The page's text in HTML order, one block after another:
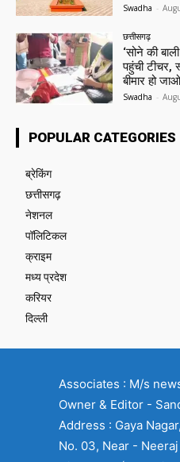
Swadha -
छत्तीसगढ़
‘सोने की
पहुंची टीचर,
बीमार हो
Swadha -
POPULAR CATEGORIES
ब्रेकिंग
छत्तीसगढ़
नेशनल
पॉलिटिकल
क्राइम
मध्य प्रदेश
करियर
दिल्ली
Associates : M/s
Owner & Editor -
Address : Gaya
No. 03, Near -